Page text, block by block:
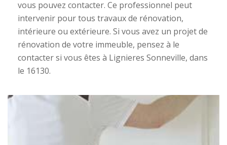
vous pouvez contacter. Ce professionnel peut
intervenir pour tous travaux de rénovation,
intérieure ou extérieure. Si vous avez un projet de
rénovation de votre immeuble, pensez à le
contacter si vous êtes à Lignieres Sonneville, dans
le 16130.